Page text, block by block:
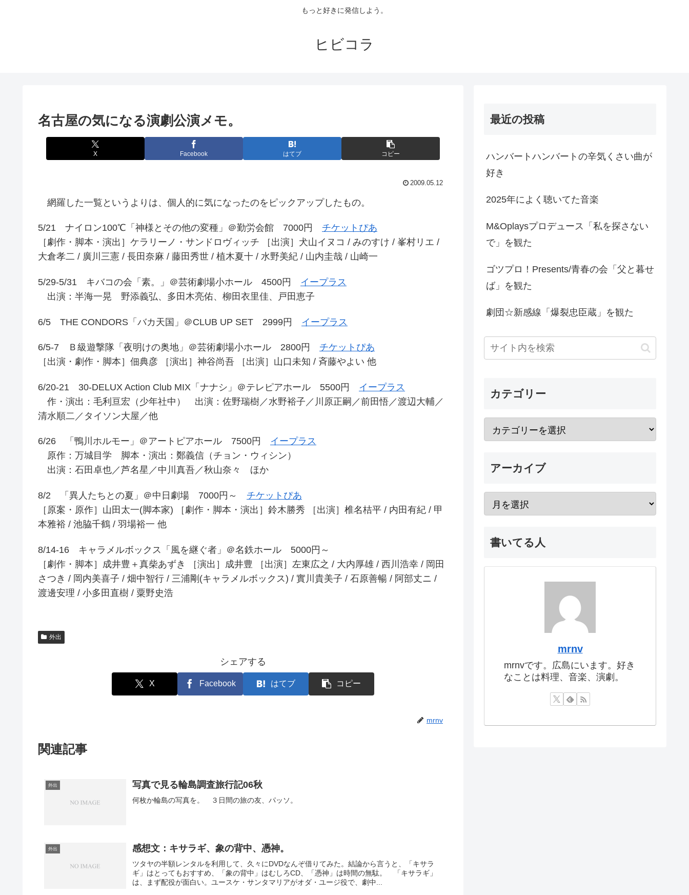
もっと好きに発信しよう。
ヒビコラ
名古屋の気になる演劇公演メモ。
X Facebook はてブ コピー
2009.05.12
網羅した一覧というよりは、個人的に気になったのをピックアップしたもの。
5/21 ナイロン100℃「神様とその他の変種」＠勤労会館 7000円 チケットぴあ
［劇作・脚本・演出］ケラリーノ・サンドロヴィッチ ［出演］犬山イヌコ / みのすけ / 峯村リエ /
大倉孝二 / 廣川三憲 / 長田奈麻 / 藤田秀世 / 植木夏十 / 水野美紀 / 山内圭哉 / 山崎一
5/29-5/31 キバコの会「素。」＠芸術劇場小ホール 4500円 イープラス
出演：半海一晃 野添義弘、多田木亮佑、柳田衣里佳、戸田恵子
6/5 THE CONDORS「バカ天国」＠CLUB UP SET 2999円 イープラス
6/5-7 Ｂ級遊撃隊「夜明けの奥地」＠芸術劇場小ホール 2800円 チケットぴあ
［出演・劇作・脚本］佃典彦 ［演出］神谷尚吾 ［出演］山口未知 / 斉藤やよい 他
6/20-21 30-DELUX Action Club MIX「ナナシ」＠テレピアホール 5500円 イープラス
作・演出：毛利亘宏（少年社中） 出演：佐野瑞樹／水野裕子／川原正嗣／前田悟／渡辺大輔／
清水順二／タイソン大屋／他
6/26 「鴨川ホルモー」＠アートピアホール 7500円 イープラス
原作：万城目学 脚本・演出：鄭義信（チョン・ウィシン）
出演：石田卓也／芦名星／中川真吾／秋山奈々 ほか
8/2 「異人たちとの夏」＠中日劇場 7000円～ チケットぴあ
［原案・原作］山田太一(脚本家) ［劇作・脚本・演出］鈴木勝秀 ［出演］椎名桔平 / 内田有紀 / 甲
本雅裕 / 池脇千鶴 / 羽場裕一 他
8/14-16 キャラメルボックス「風を継ぐ者」＠名鉄ホール 5000円～
［劇作・脚本］成井豊＋真柴あずき ［演出］成井豊 ［出演］左東広之 / 大内厚雄 / 西川浩幸 / 岡田
さつき / 岡内美喜子 / 畑中智行 / 三浦剛(キャラメルボックス) / 實川貴美子 / 石原善暢 / 阿部丈ニ /
渡邊安理 / 小多田直樹 / 粟野史浩
外出
シェアする
X Facebook はてブ コピー
mrnv
関連記事
外出 写真で見る輪島調査旅行記06秋
何枚か輪島の写真を。 ３日間の旅の友、パッソ。
外出 感想文：キサラギ、象の背中、憑神。
ツタヤの半額レンタルを利用して、久々にDVDなんぞ借りてみた。結論から言うと、「キサラ
ギ」はとってもおすすめ、「象の背中」はむしろCD、「憑神」は時間の無駄。 「キサラギ」
は、まず配役が面白い。ユースケ・サンタマリアがオダ・ユージ役で、劇中...
最近の投稿
ハンバートハンバートの辛気くさい曲が
好き
2025年によく聴いてた音楽
M&Oplaysプロデュース「私を探さない
で」を観た
ゴツプロ！Presents/青春の会「父と暮せ
ば」を観た
劇団☆新感線「爆裂忠臣蔵」を観た
カテゴリー
アーカイブ
書いてる人
mrnv
mrnvです。広島にいます。好き
なことは料理、音楽、演劇。